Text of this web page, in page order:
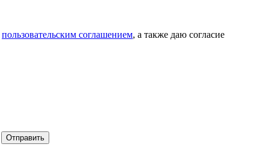
пользовательским соглашением, а также даю согласие
Отправить